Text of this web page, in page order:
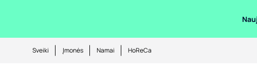
Sveiki Įmonės Namai HoReCa